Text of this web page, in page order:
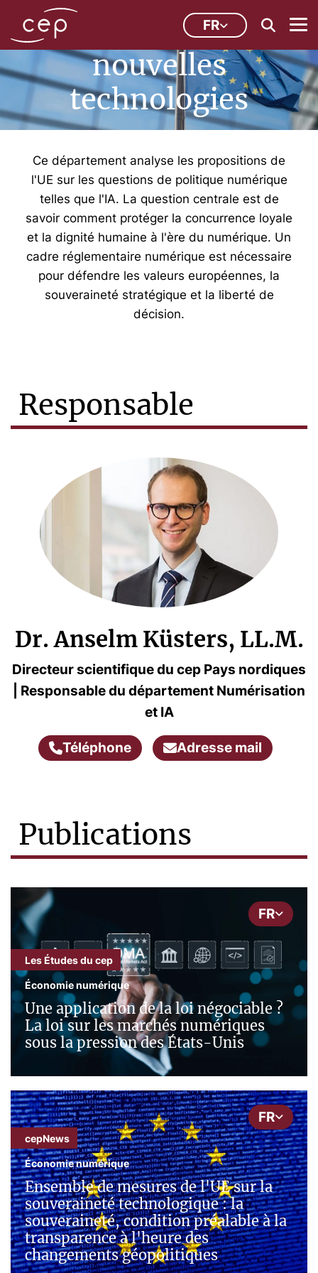
FR
Numérisation et
nouvelles
technologies
Ce département analyse les propositions de
l'UE sur les questions de politique numérique
telles que l'IA. La question centrale est de
savoir comment protéger la concurrence loyale
et la dignité humaine à l'ère du numérique. Un
cadre réglementaire numérique est nécessaire
pour défendre les valeurs européennes, la
souveraineté stratégique et la liberté de
décision.
Responsable
Dr. Anselm Küsters, LL.M.
Directeur scientifique du cep Pays nordiques
| Responsable du département Numérisation
et IA
Téléphone Adresse mail
Publications
FR
Les Études du cep
Économie numérique
Une application de la loi négociable ?
La loi sur les marchés numériques
sous la pression des États-Unis
FR
cepNews
Économie numérique
Ensemble de mesures de l'UE sur la
souveraineté technologique : la
souveraineté, condition préalable à la
transparence à l'heure des
changements géopolitiques